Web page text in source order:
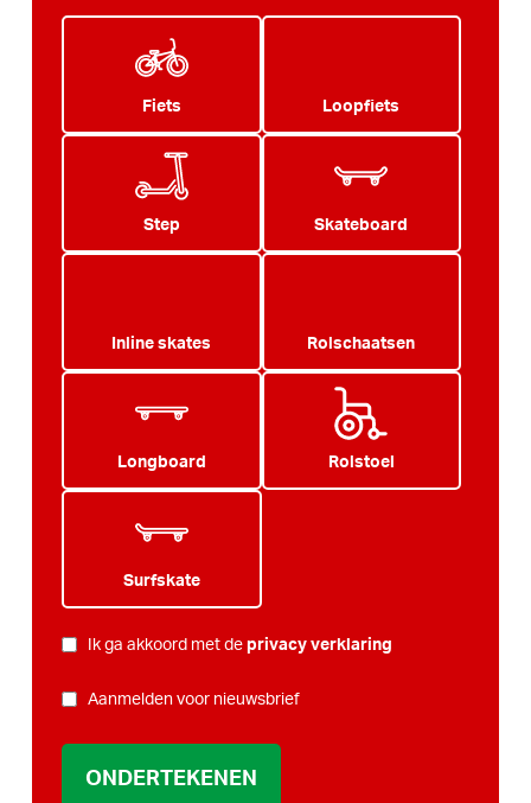
Fiets Loopfiets
Step Skateboard
Inline skates Rolschaatsen
Longboard Rolstoel
Surfskate
PRIVACYIk ga akkoord met de privacy verklaring
NIEUWSBRIEF
Aanmelden voor nieuwsbrief